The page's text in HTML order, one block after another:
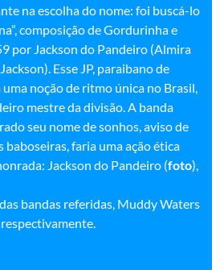
na escolha do nome: foi buscá-lo
composição de Gordurinha e
por Jackson do Pandeiro (Almira
Esse JP, paraibano de
noção de ritmo única no Brasil,
mestre da divisão. A banda
seu nome de sonhos, aviso de
faria uma ação ética
Jackson do Pandeiro (foto),
bandas referidas, Muddy Waters